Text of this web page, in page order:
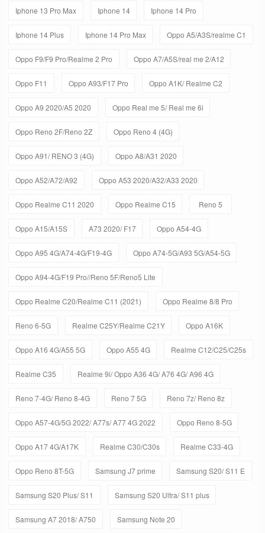
Iphone 13 Pro Max Iphone 14 Iphone 14 Pro
Iphone 14 Plus Iphone 14 Pro Max Oppo A5/A3S/realme C1
Oppo F9/F9 Pro/Realme 2 Pro Oppo A7/A5S/real me 2/A12
Oppo F11 Oppo A93/F17 Pro Oppo A1K/ Realme C2
Oppo A9 2020/A5 2020 Oppo Real me 5/ Real me 6i
Oppo Reno 2F/Reno 2Z Oppo Reno 4 (4G)
Oppo A91/ RENO 3 (4G) Oppo A8/A31 2020
Oppo A52/A72/A92 Oppo A53 2020/A32/A33 2020
Oppo Realme C11 2020 Oppo Realme C15 Reno 5
Oppo A15/A15S A73 2020/ F17 Oppo A54-4G
Oppo A95 4G/A74-4G/F19-4G Oppo A74-5G/A93 5G/A54-5G
Oppo A94-4G/F19 Pro//Reno 5F/Reno5 Lite
Oppo Realme C20/Realme C11 (2021) Oppo Realme 8/8 Pro
Reno 6-5G Realme C25Y/Realme C21Y Oppo A16K
Oppo A16 4G/A55 5G Oppo A55 4G Realme C12/C25/C25s
Realme C35 Realme 9i/ Oppo A36 4G/ A76 4G/ A96 4G
Reno 7-4G/ Reno 8-4G Reno 7 5G Reno 7z/ Reno 8z
Oppo A57-4G/5G 2022/ A77s/ A77 4G 2022 Oppo Reno 8-5G
Oppo A17 4G/A17K Realme C30/C30s Realme C33-4G
Oppo Reno 8T-5G Samsung J7 prime Samsung S20/ S11 E
Samsung S20 Plus/ S11 Samsung S20 Ultra/ S11 plus
Samsung A7 2018/ A750 Samsung Note 20